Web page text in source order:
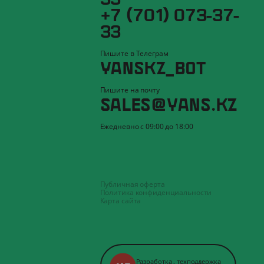
+7 (701) 073-37-
33
Пишите в Телеграм
YANSKZ_BOT
Пишите на почту
SALES@YANS.KZ
Ежедневно с 09:00 до 18:00
Публичная оферта
Политика конфиденциальности
Карта сайта
Разработка,техподдержка